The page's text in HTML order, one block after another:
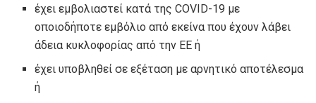
έχει εμβολιαστεί κατά της COVID-19 με
οποιοδήποτε εμβόλιο από εκείνα που έχουν λάβει
άδεια κυκλοφορίας από την ΕΕ ή
έχει υποβληθεί σε εξέταση με αρνητικό αποτέλεσμα
ή